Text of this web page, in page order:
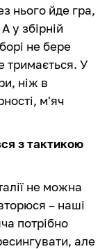
нього йде гра,
у збірній
не бере
тримається. У
ніж в
м'яч
з тактикою
не можна
– наші
потрібно
але